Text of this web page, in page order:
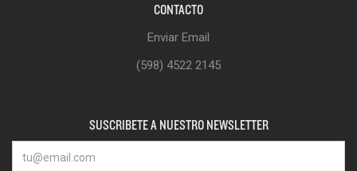
CONTACTO
Enviar Email
(598) 4522 2145
SUSCRIBETE A NUESTRO NEWSLETTER